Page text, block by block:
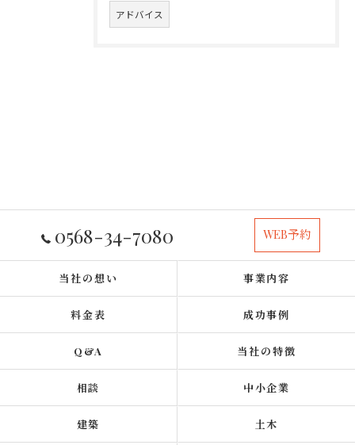
アドバイス
0568-34-7080 WEB予約
当社の想い 事業内容
料金表 成功事例
Q&A 当社の特徴
相談 中小企業
建築 土木